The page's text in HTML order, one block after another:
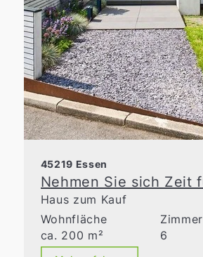
45219 Essen
Haus zum Kauf
Wohnfläche
ca. 200 m²
Zimmer
6